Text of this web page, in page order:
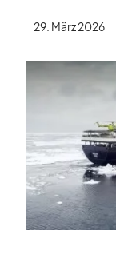
29. März 2026